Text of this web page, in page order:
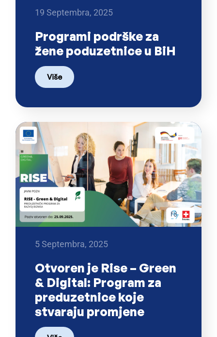
19 Septembra, 2025
Programi podrške za
žene poduzetnice u BiH
Više
5 Septembra, 2025
Otvoren je Rise – Green
& Digital: Program za
preduzetnice koje
stvaraju promjene